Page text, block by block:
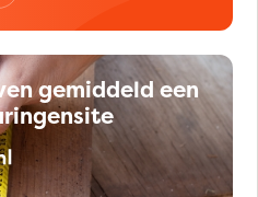
gemiddeld een